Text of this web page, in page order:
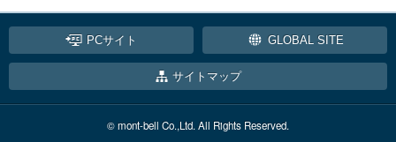
PCサイト GLOBAL SITE
サイトマップ
© mont-bell Co.,Ltd. All Rights Reserved.